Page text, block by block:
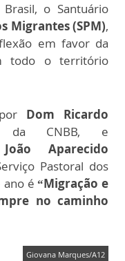
o Santuário
Migrantes (SPM),
em favor da
todo o território
Dom Ricardo
da CNBB, e
Aparecido
Pastoral dos
ano é“Migração e
no caminho
Giovana Marques/A12